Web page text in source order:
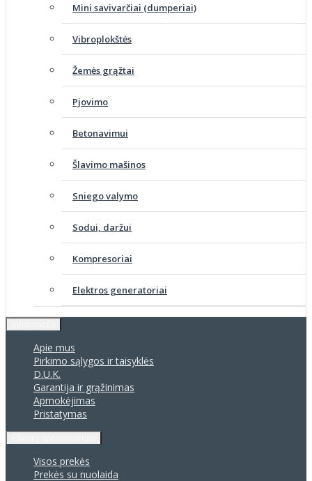
Mini savivarčiai (dumperiai)
Vibroplokštės
Žemės grąžtai
Pjovimo
Betonavimui
Šlavimo mašinos
Sniego valymo
Sodui, daržui
Kompresoriai
Elektros generatoriai
Apie mus
Pirkimo sąlygos ir taisyklės
D.U.K.
Garantija ir grąžinimas
Apmokėjimas
Pristatymas
Visos prekės
Prekės su nuolaida